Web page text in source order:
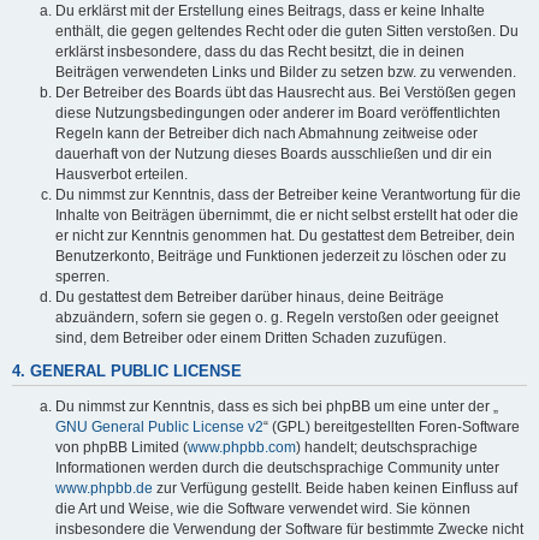
Du erklärst mit der Erstellung eines Beitrags, dass er keine Inhalte
enthält, die gegen geltendes Recht oder die guten Sitten verstoßen. Du
erklärst insbesondere, dass du das Recht besitzt, die in deinen
Beiträgen verwendeten Links und Bilder zu setzen bzw. zu verwenden.
Der Betreiber des Boards übt das Hausrecht aus. Bei Verstößen gegen
diese Nutzungsbedingungen oder anderer im Board veröffentlichten
Regeln kann der Betreiber dich nach Abmahnung zeitweise oder
dauerhaft von der Nutzung dieses Boards ausschließen und dir ein
Hausverbot erteilen.
Du nimmst zur Kenntnis, dass der Betreiber keine Verantwortung für die
Inhalte von Beiträgen übernimmt, die er nicht selbst erstellt hat oder die
er nicht zur Kenntnis genommen hat. Du gestattest dem Betreiber, dein
Benutzerkonto, Beiträge und Funktionen jederzeit zu löschen oder zu
sperren.
Du gestattest dem Betreiber darüber hinaus, deine Beiträge
abzuändern, sofern sie gegen o. g. Regeln verstoßen oder geeignet
sind, dem Betreiber oder einem Dritten Schaden zuzufügen.
4. GENERAL PUBLIC LICENSE
Du nimmst zur Kenntnis, dass es sich bei phpBB um eine unter der „
GNU General Public License v2“ (GPL) bereitgestellten Foren-Software
von phpBB Limited (www.phpbb.com) handelt; deutschsprachige
Informationen werden durch die deutschsprachige Community unter
www.phpbb.de zur Verfügung gestellt. Beide haben keinen Einfluss auf
die Art und Weise, wie die Software verwendet wird. Sie können
insbesondere die Verwendung der Software für bestimmte Zwecke nicht